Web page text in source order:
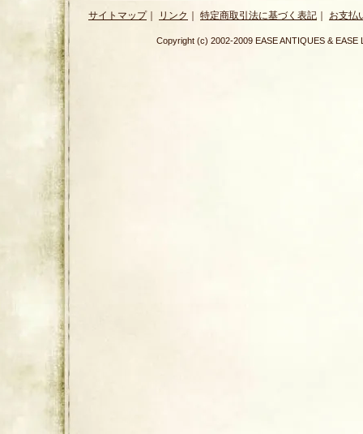
サイトマップ｜ リンク 特定商取引法に基づく表記 お支払
Copyright (c) 2002-2009 EASE ANTIQUES &